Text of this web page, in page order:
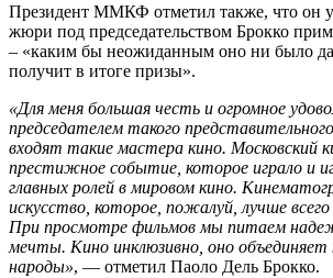
Президент ММКФ отметил также, что он
жюри под председательством Брокко
– «каким бы неожиданным оно ни было
получит в итоге призы».
«Для меня большая честь и огромное
председателем такого
входят такие мастера кино. Московский
престижное событие, которое играло и
главных ролей в мировом кино.
искусство, которое, пожалуй, лучше
При просмотре фильмов мы питаем
мечты. Кино инклюзивно, оно объединяет
народы», — отметил Паоло Дель Брокко.